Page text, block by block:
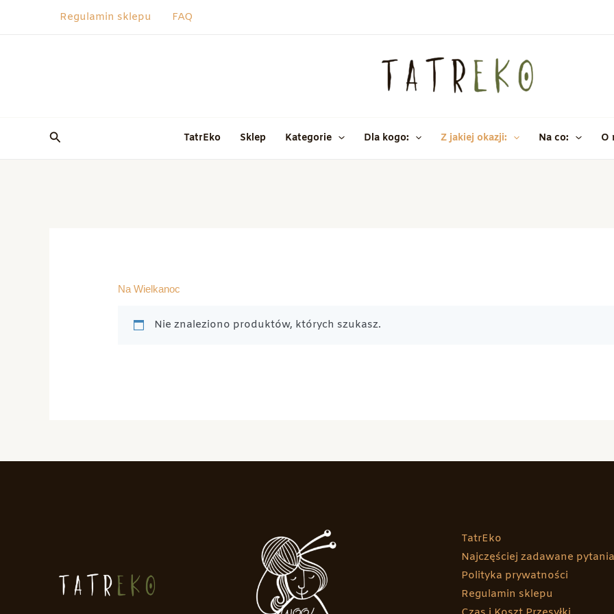
Regulamin sklepu FAQ
Szukaj TatrEko Sklep Kategorie Dla kogo: Z jakiej okazji: Na co: O
Na Wielkanoc
Nie znaleziono produktów, których szukasz.
TatrEko
Najczęściej zadawane pytania
Polityka prywatności
Regulamin sklepu